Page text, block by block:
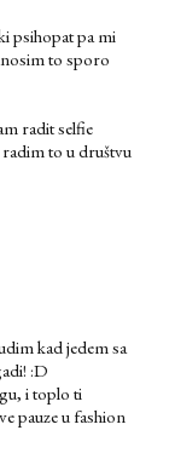
psihopat pa mi
to sporo
radit selfie
to u društvu
kad jedem sa
:D
i toplo ti
pauze u fashion